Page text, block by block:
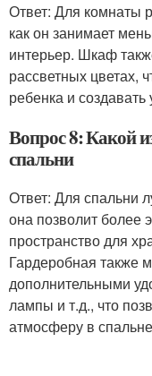
Ответ: Для комнаты
как он занимает
интерьер. Шкаф
рассветных цветах,
ребенка и
Вопрос 8: Какой
спальни
Ответ: Для спальни
она позволит более
пространство для
Гардеробная также
дополнительными
лампы и т.д., что
атмосферу в